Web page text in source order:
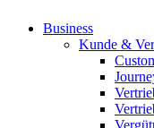
Business
Kunde &